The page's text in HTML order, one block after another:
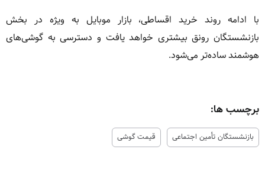
با ادامه روند خرید اقساطی، بازار موبایل به ویژه در بخش
بازنشستگان رونق بیشتری خواهد یافت و دسترسی به گوشی‌های
هوشمند ساده‌تر می‌شود.
برچسب ها:
بازنشستگان تأمین اجتماعی قیمت گوشی